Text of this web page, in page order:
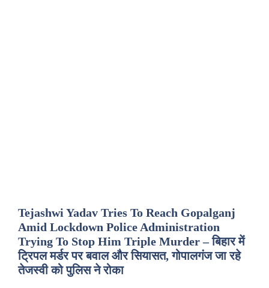
Tejashwi Yadav Tries To Reach Gopalganj
Amid Lockdown Police Administration
Trying To Stop Him Triple Murder – बिहार में
ट्रिपल मर्डर पर बवाल और सियासत, गोपालगंज जा रहे
तेजस्वी को पुलिस ने रोका